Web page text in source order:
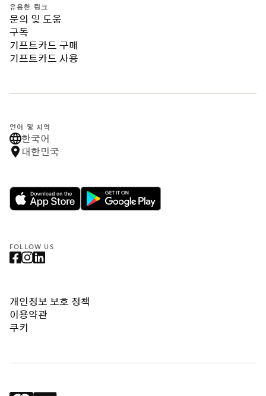
유용한 링크
문의 및 도움
구독
기프트카드 구매
기프트카드 사용
언어 및 지역
한국어
대한민국
FOLLOW US
개인정보 보호 정책
이용약관
쿠키